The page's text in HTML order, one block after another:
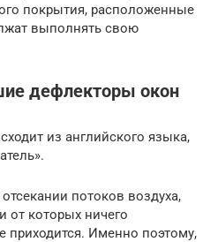
покрытия, расположенные
выполнять свою
дефлекторы окон
из английского языка,
потоков воздуха,
от которых ничего
приходится. Именно поэтому,